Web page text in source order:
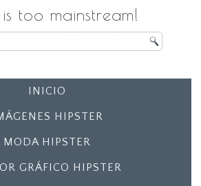
is too mainstream!
INICIO
HIPSTER
MODA HIPSTER
GRÁFICO HIPSTER